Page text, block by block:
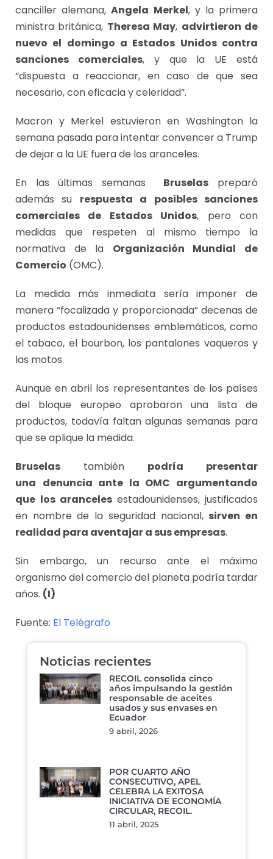
canciller alemana,Angela Merkel, y la primera
ministra británica, Theresa May, advirtieron de
nuevo el domingo a Estados Unidos contra
sanciones comerciales, y que la UE está
“dispuesta a reaccionar, en caso de que sea
necesario, con eficacia y celeridad”.
Macron y Merkel estuvieron en Washington la
semana pasada para intentar convencer a Trump
de dejar a la UE fuera de los aranceles.
En las últimas semanas Bruselas preparó
además su respuesta a posibles sanciones
comerciales de Estados Unidos, pero con
medidas que respeten al mismo tiempo la
normativa de la Organización Mundial de
Comercio (OMC).
La medida más inmediata sería imponer de
manera “focalizada y proporcionada” decenas de
productos estadounidenses emblemáticos, como
el tabaco, el bourbon, los pantalones vaqueros y
las motos.
Aunque en abril los representantes de los países
del bloque europeo aprobaron una lista de
productos, todavía faltan algunas semanas para
que se aplique la medida.
Bruselas también podría presentar
una denuncia ante la OMC argumentando
que los aranceles estadounidenses, justificados
en nombre de la seguridad nacional, sirven en
realidad para aventajar a sus empresas.
Sin embargo, un recurso ante el máximo
organismo del comercio del planeta podría tardar
años. (I)
Fuente: El Telégrafo
Noticias recientes
RECOIL consolida cinco
años impulsando la gestión
responsable de aceites
usados y sus envases en
Ecuador
9 abril, 2026
POR CUARTO AÑO
CONSECUTIVO, APEL
CELEBRA LA EXITOSA
INICIATIVA DE ECONOMÍA
CIRCULAR, RECOIL.
11 abril, 2025